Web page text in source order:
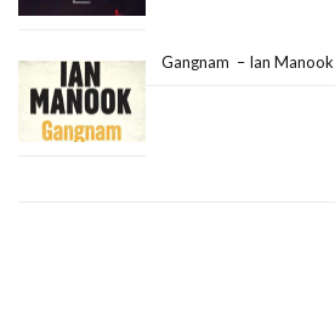
Gangnam – Ian Manook